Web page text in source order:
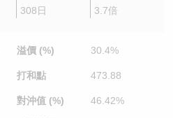
308日
3.7倍
溢價 (%) 30.4%
打和點 473.88
對沖值 (%) 46.42%